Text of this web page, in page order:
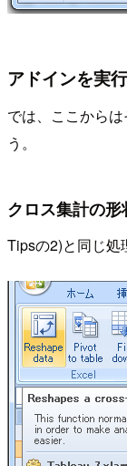
アドインを実行
では、ここから
う。
クロス集計の
Tipsの2)と同じ処